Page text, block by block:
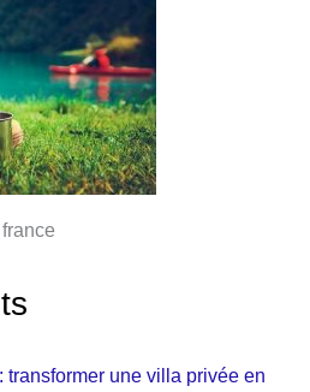
transformer une villa privée en